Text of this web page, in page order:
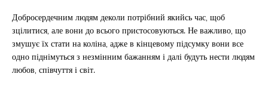
Добросердечним людям деколи потрібний якийсь час, щоб
зцілитися, але вони до всього пристосовуються. Не важливо, що
змушує їх стати на коліна, адже в кінцевому підсумку вони все
одно піднімуться з незмінним бажанням і далі будуть нести людям
любов, співчуття і світ.